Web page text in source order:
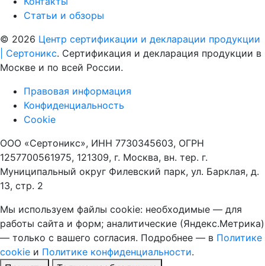
Статьи и обзоры
© 2026 Центр сертификации и декларации продукции
| Сертоникс. Сертификация и декларация продукции в
Москве и по всей России.
Правовая информация
Конфиденциальность
Cookie
ООО «Сертоникс», ИНН 7730345603, ОГРН
1257700561975, 121309, г. Москва, вн. тер. г.
Муниципальный округ Филевский парк, ул. Барклая, д.
13, стр. 2
Мы используем файлы cookie: необходимые — для
работы сайта и форм; аналитические (Яндекс.Метрика)
— только с вашего согласия. Подробнее — в Политике
cookie и Политике конфиденциальности.